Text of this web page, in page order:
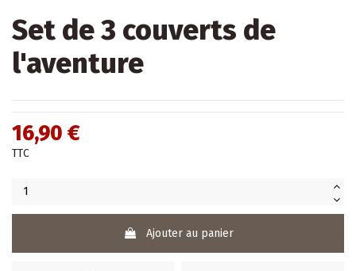
Set de 3 couverts de
l'aventure
16,90 €
TTC
Ajouter au panier